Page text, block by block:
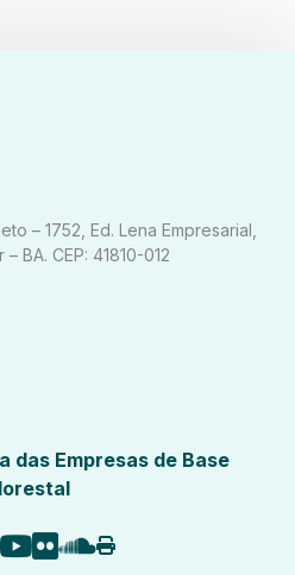
– 1752, Ed. Lena Empresarial,
BA. CEP: 41810-012
das Empresas de Base